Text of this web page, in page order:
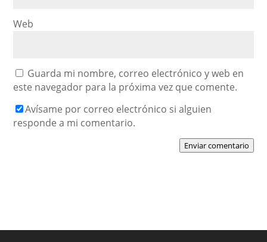
Web
Guarda mi nombre, correo electrónico y web en
este navegador para la próxima vez que comente.
Avísame por correo electrónico si alguien
responde a mi comentario.
Enviar comentario